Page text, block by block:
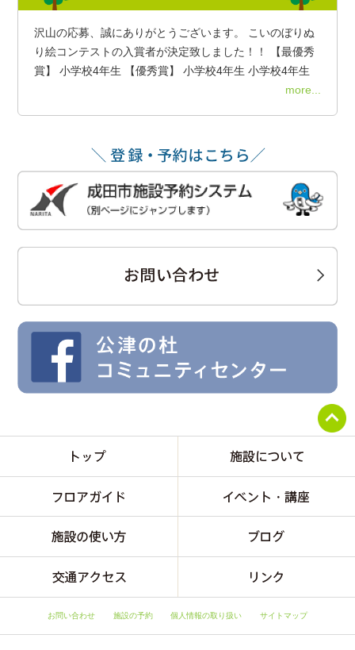
沢山の応募、誠にありがとうございます。 こいのぼりぬ
り絵コンテストの入賞者が決定致しました！！ 【最優秀
賞】 小学校4年生 【優秀賞】 小学校4年生 小学校4年生
more...
お問い合わせ 施設の予約 個人情報の取り扱い サイトマップ